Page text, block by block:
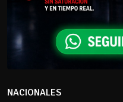
NACIONALES